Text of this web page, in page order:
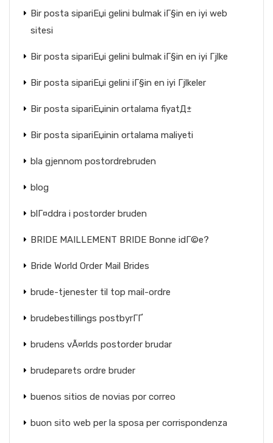
Bir posta sipariЕџi gelini bulmak iГ§in en iyi web
sitesi
Bir posta sipariЕџi gelini bulmak iГ§in en iyi Гјlke
Bir posta sipariЕџi gelini iГ§in en iyi Гјlkeler
Bir posta sipariЕџinin ortalama fiyatД±
Bir posta sipariЕџinin ortalama maliyeti
bla gjennom postordrebruden
blog
blГ¤ddra i postorder bruden
BRIDE MAILLEMENT BRIDE Bonne idГ©e?
Bride World Order Mail Brides
brude-tjenester til top mail-ordre
brudebestillings postbyrГҐ
brudens vÃ¤rlds postorder brudar
brudeparets ordre bruder
buenos sitios de novias por correo
buon sito web per la sposa per corrispondenza